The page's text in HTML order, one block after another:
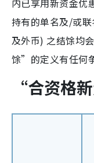
内已享用新资金优
持有的单名及/或
及外币) 之结馀均
馀”的定义有任何
“合资格